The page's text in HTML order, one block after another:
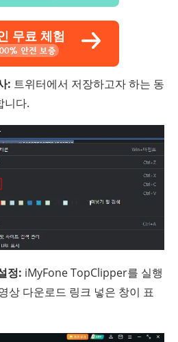
무료 체험
: 트위터에서 저장하고자 하는 동
니다.
정: iMyFone TopClipper를 실행
상 다운로드 링크 넣은 창이 표